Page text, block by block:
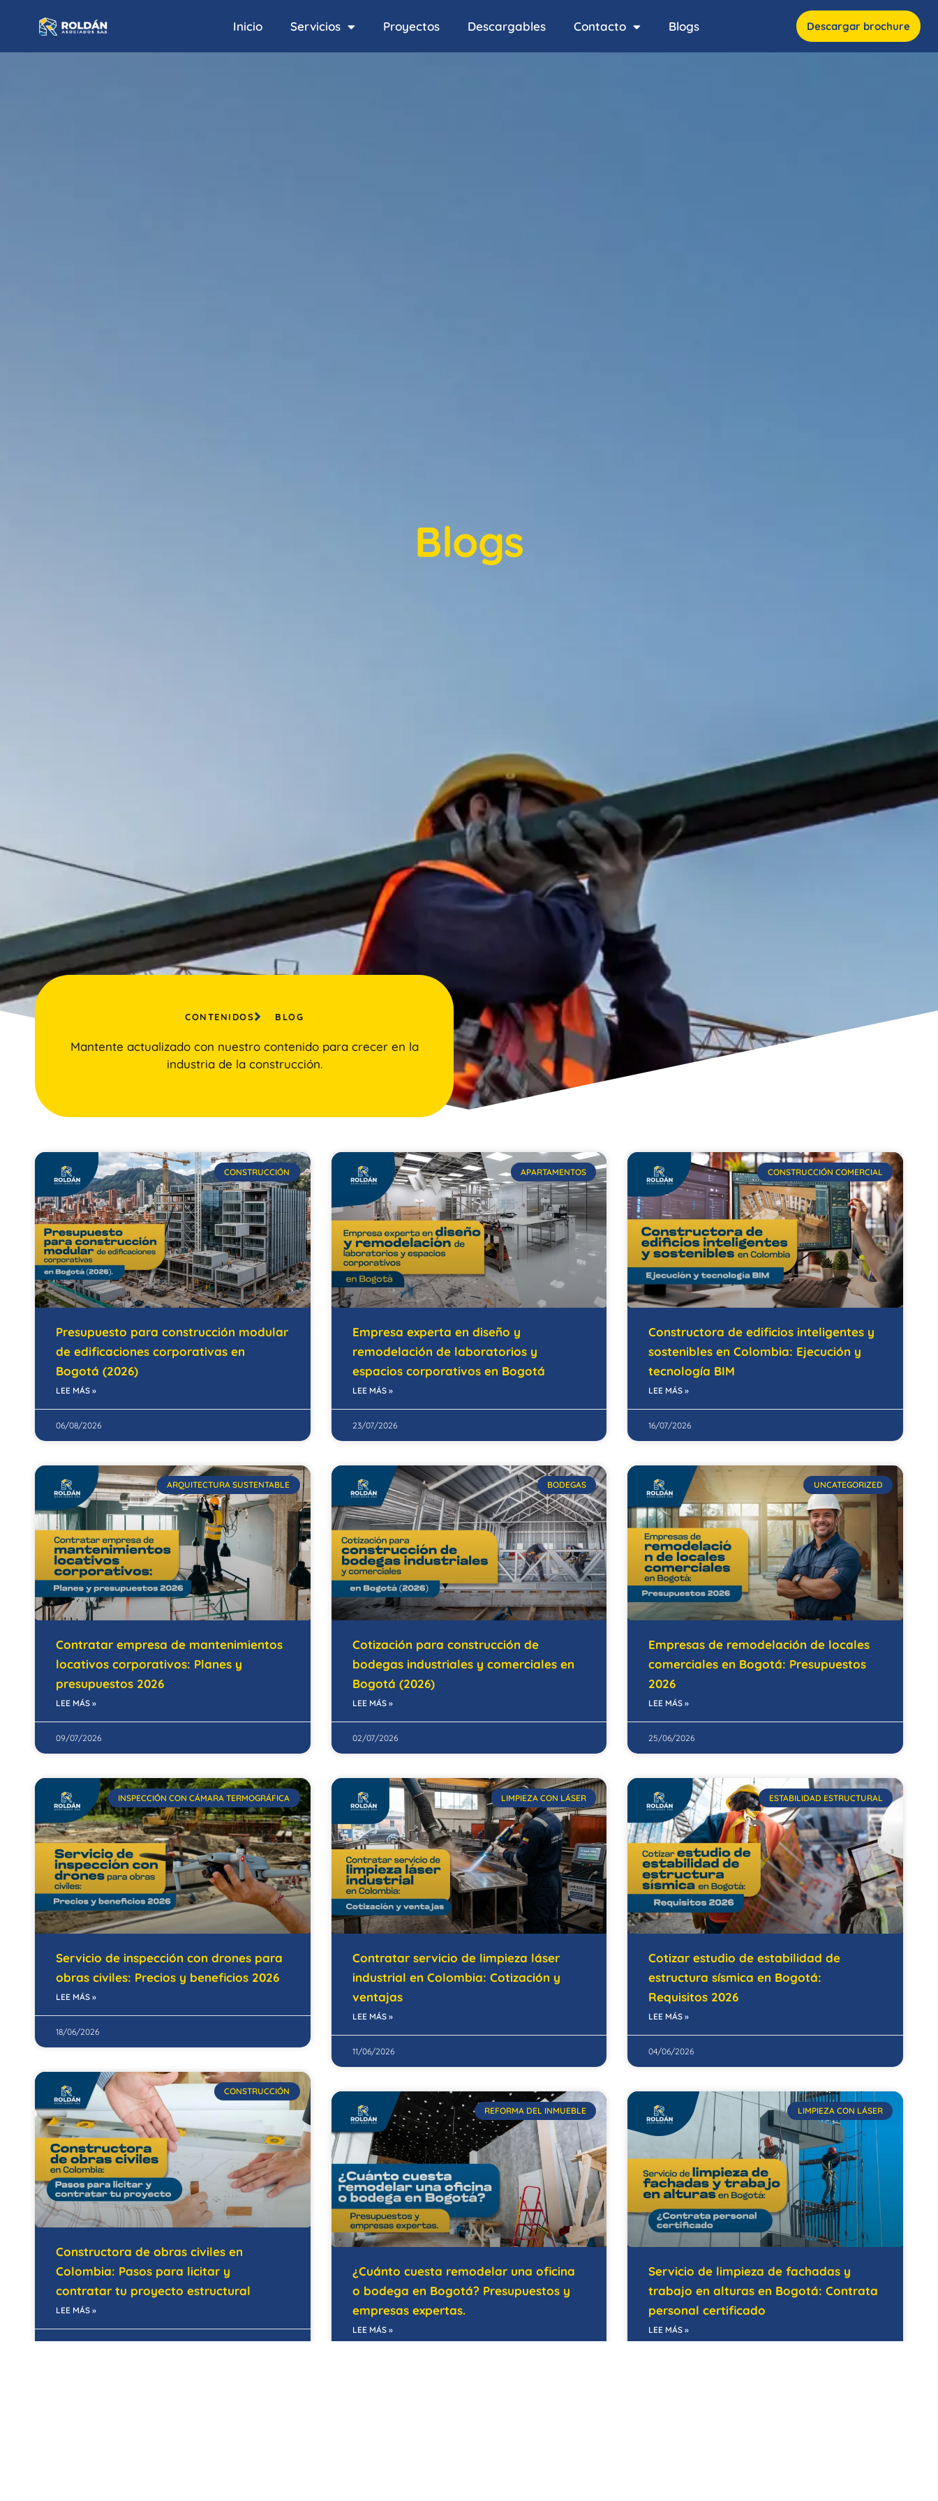
Inicio Servicios Proyectos Descargables Contacto Blogs Descargar brochure
Blogs
CONTENIDOS BLOG
Mantente actualizado con nuestro contenido para crecer en la
industria de la construcción.
CONSTRUCCIÓN
Presupuesto para construcción modular
de edificaciones corporativas en
Bogotá (2026)
LEE MÁS »
06/08/2026
APARTAMENTOS
Empresa experta en diseño y
remodelación de laboratorios y
espacios corporativos en Bogotá
LEE MÁS »
23/07/2026
CONSTRUCCIÓN COMERCIAL
Constructora de edificios inteligentes y
sostenibles en Colombia: Ejecución y
tecnología BIM
LEE MÁS »
16/07/2026
ARQUITECTURA SUSTENTABLE
Contratar empresa de mantenimientos
locativos corporativos: Planes y
presupuestos 2026
LEE MÁS »
09/07/2026
BODEGAS
Cotización para construcción de
bodegas industriales y comerciales en
Bogotá (2026)
LEE MÁS »
02/07/2026
UNCATEGORIZED
Empresas de remodelación de locales
comerciales en Bogotá: Presupuestos
2026
LEE MÁS »
25/06/2026
INSPECCIÓN CON CÁMARA TERMOGRÁFICA
Servicio de inspección con drones para
obras civiles: Precios y beneficios 2026
LEE MÁS »
18/06/2026
LIMPIEZA CON LÁSER
Contratar servicio de limpieza láser
industrial en Colombia: Cotización y
ventajas
LEE MÁS »
11/06/2026
ESTABILIDAD ESTRUCTURAL
Cotizar estudio de estabilidad de
estructura sísmica en Bogotá:
Requisitos 2026
LEE MÁS »
04/06/2026
CONSTRUCCIÓN
Constructora de obras civiles en
Colombia: Pasos para licitar y
contratar tu proyecto estructural
LEE MÁS »
28/05/2026
REFORMA DEL INMUEBLE
¿Cuánto cuesta remodelar una oficina
o bodega en Bogotá? Presupuestos y
empresas expertas.
LEE MÁS »
LIMPIEZA CON LÁSER
Servicio de limpieza de fachadas y
trabajo en alturas en Bogotá: Contrata
personal certificado
LEE MÁS »